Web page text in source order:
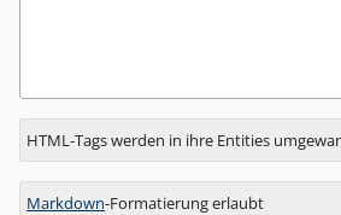
Antwort
zu
HTML-Tags werden in ihre Entities
Markdown-Formatierung erlaubt